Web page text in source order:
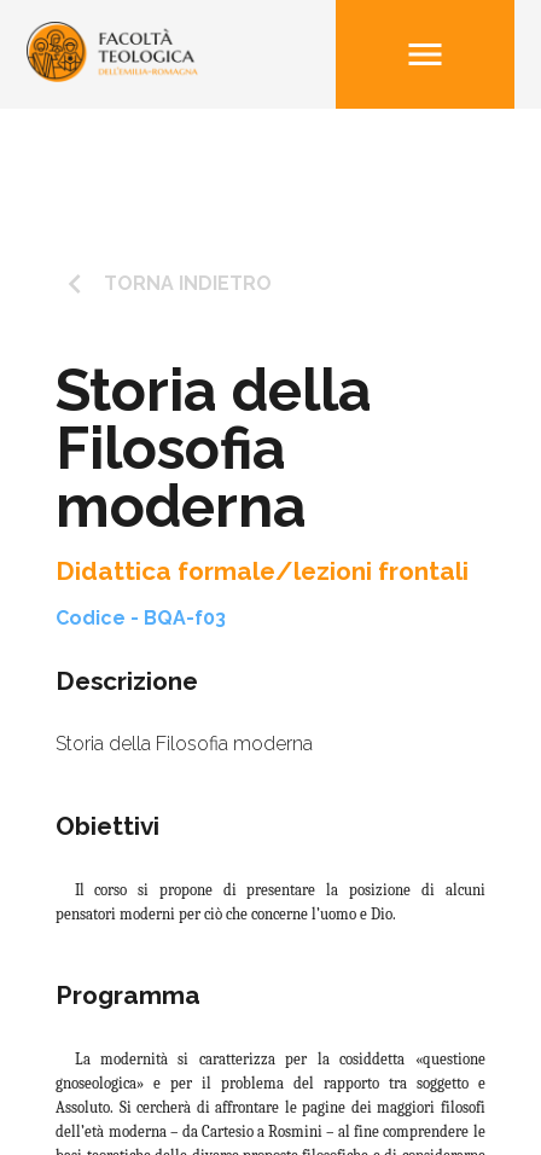
menu
keyboard_arrow_left TORNA INDIETRO
Storia della
Filosofia
moderna
Didattica formale/lezioni frontali
Codice - BQA-f03
Descrizione
Storia della Filosofia moderna
Obiettivi
Il corso si propone di presentare la posizione di alcuni
pensatori moderni per ciò che concerne l’uomo e Dio.
Programma
La modernità si caratterizza per la cosiddetta «questione
gnoseologica» e per il problema del rapporto tra soggetto e
Assoluto. Si cercherà di affrontare le pagine dei maggiori filosofi
dell’età moderna – da Cartesio a Rosmini – al fine comprendere le